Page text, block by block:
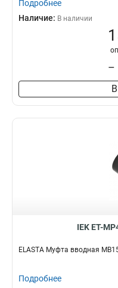
Подробнее
Наличие: В наличии
–
IEK ET-
ELASTA Муфта вводная
Подробнее